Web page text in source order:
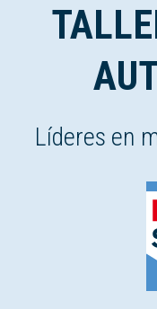
Líderes en